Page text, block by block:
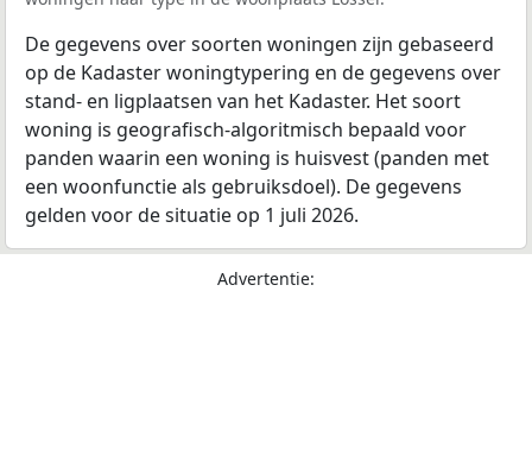
De gegevens over soorten woningen zijn gebaseerd
op de Kadaster woningtypering en de gegevens over
stand- en ligplaatsen van het Kadaster. Het soort
woning is geografisch-algoritmisch bepaald voor
panden waarin een woning is huisvest (panden met
een woonfunctie als gebruiksdoel). De gegevens
gelden voor de situatie op 1 juli 2026.
Advertentie: